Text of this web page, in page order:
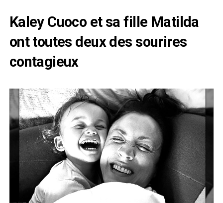
Kaley Cuoco et sa fille Matilda
ont toutes deux des sourires
contagieux